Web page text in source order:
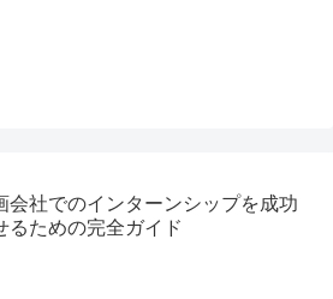
会社でのインターンシップを成功
るための完全ガイド